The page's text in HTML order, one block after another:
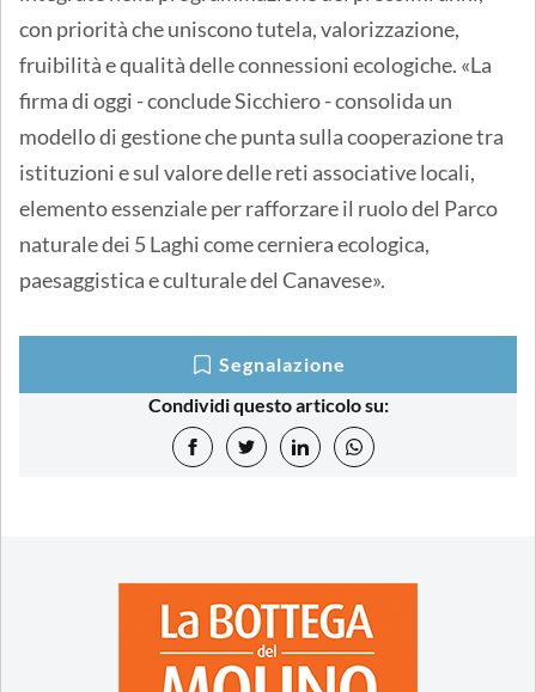
con priorità che uniscono tutela, valorizzazione,
fruibilità e qualità delle connessioni ecologiche. «La
firma di oggi - conclude Sicchiero - consolida un
modello di gestione che punta sulla cooperazione tra
istituzioni e sul valore delle reti associative locali,
elemento essenziale per rafforzare il ruolo del Parco
naturale dei 5 Laghi come cerniera ecologica,
paesaggistica e culturale del Canavese».
Segnalazione
Condividi questo articolo su: